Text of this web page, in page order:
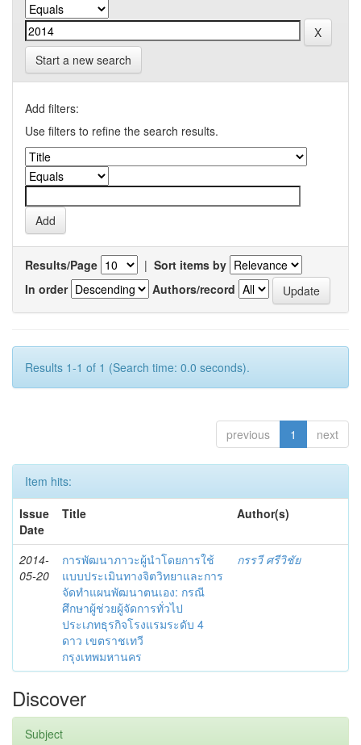
Start a new search
Add filters:
Use filters to refine the search results.
Results/Page | Sort items by
In order
Authors/record
Results 1-1 of 1 (Search time: 0.0 seconds).
previous 1 next
Item hits:
Issue
Date
Title Author(s)
2014-
05-20
การพัฒนาภาวะผู้นำโดยการใช้
แบบประเมินทางจิตวิทยาและการ
จัดทำแผนพัฒนาตนเอง: กรณี
ศึกษาผู้ช่วยผู้จัดการทั่วไป
ประเภทธุรกิจโรงแรมระดับ 4
ดาว เขตราชเทวี
กรุงเทพมหานคร
กรรวี ศรีวิชัย
Discover
Subject